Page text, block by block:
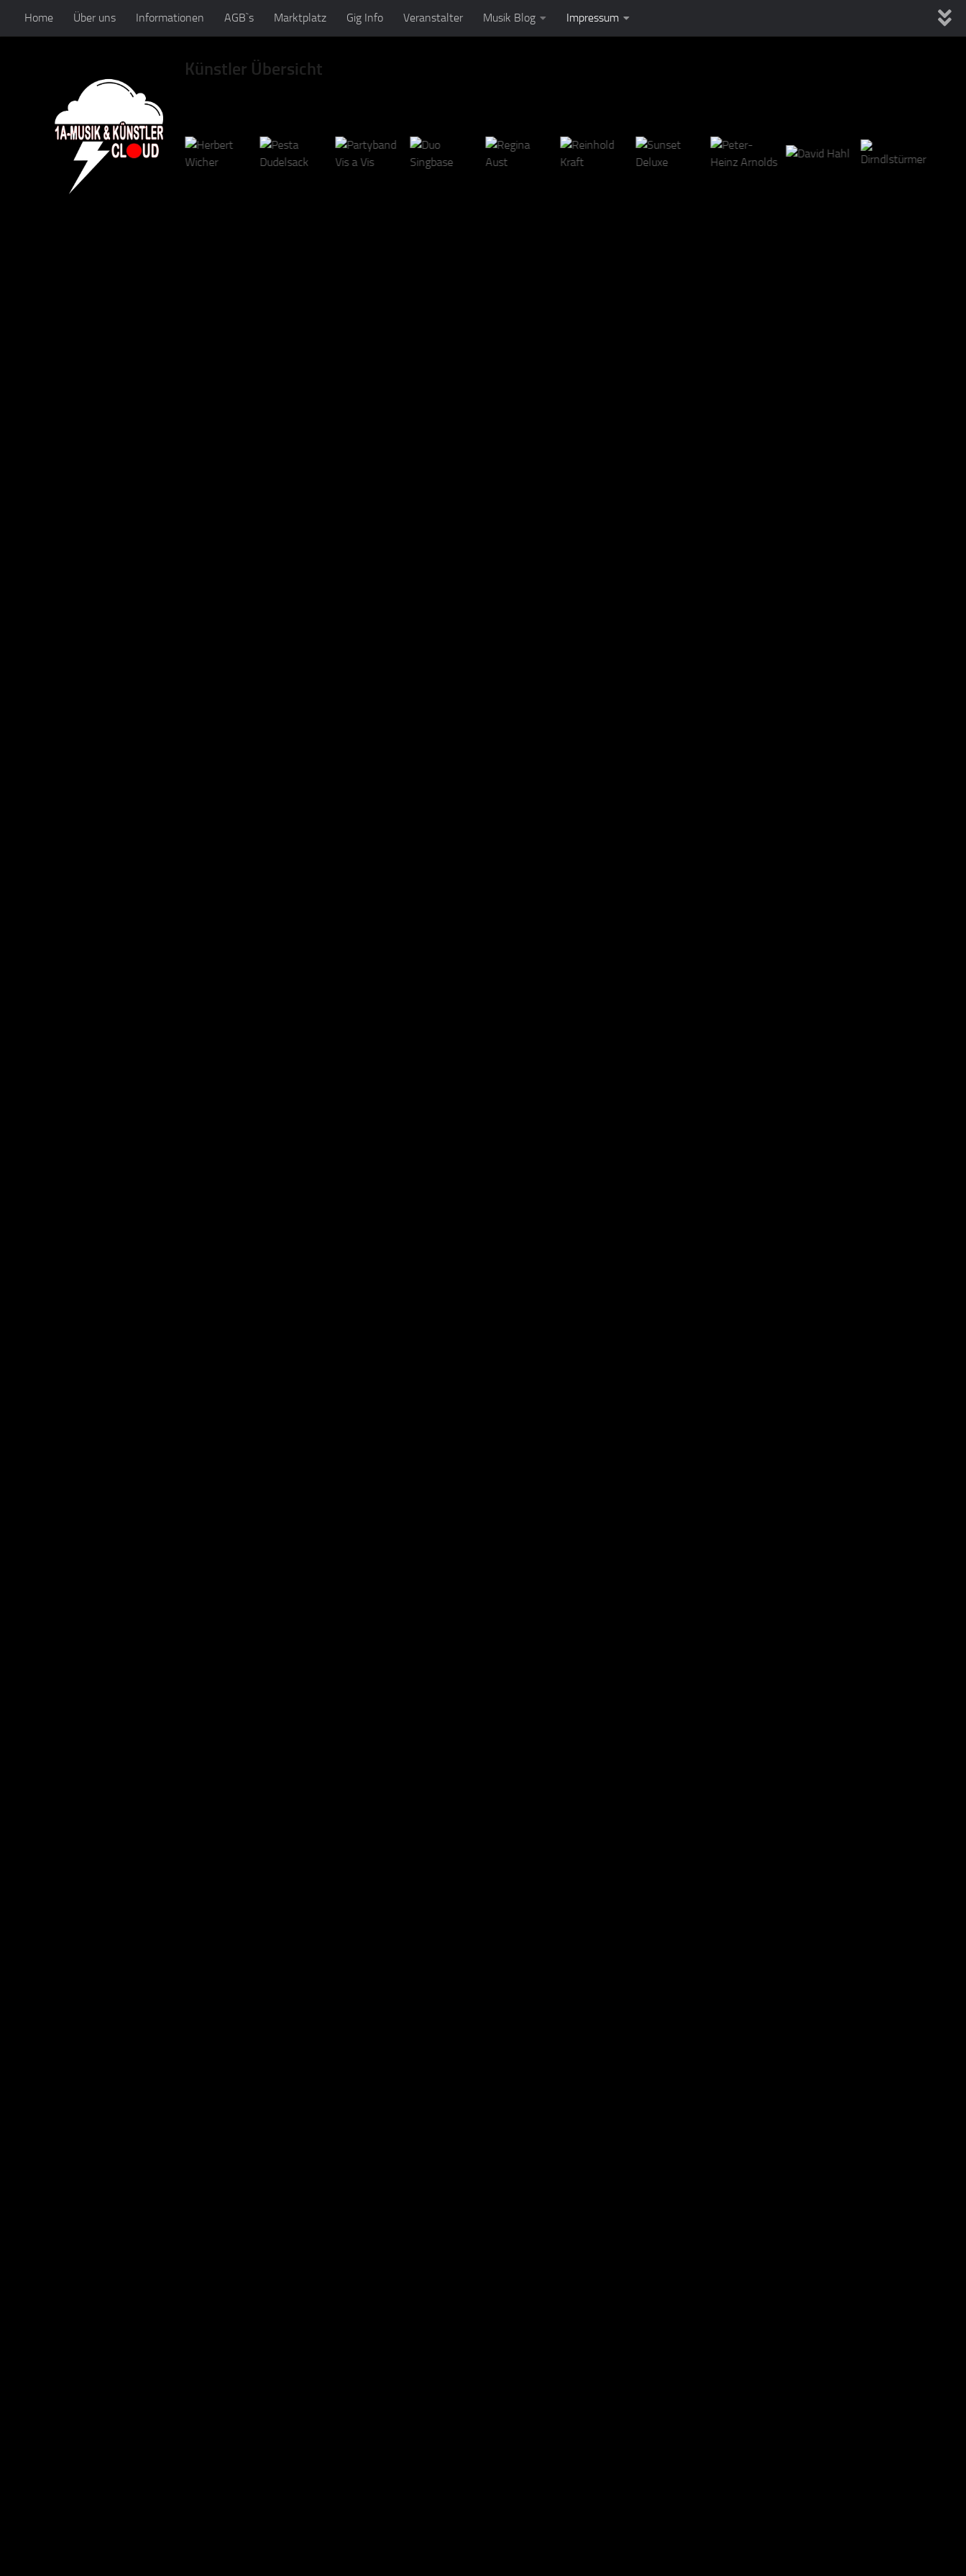
Zum Inhalt springen
Home Über uns Informationen AGB`s Marktplatz Gig Info Veranstalter Musik Blog Impressum
Künstler Übersicht